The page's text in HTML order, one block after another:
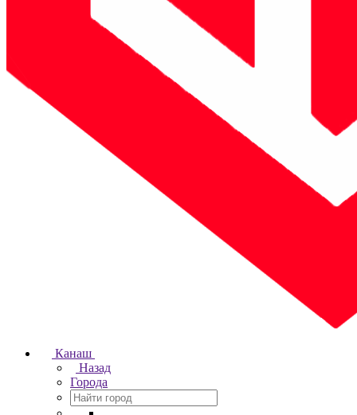
Канаш
Назад
Города